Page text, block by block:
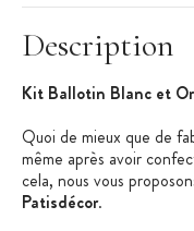
Description
Kit Ballotin Blanc et
Quoi de mieux que de
même après avoir
cela, nous vous
Patisdécor.